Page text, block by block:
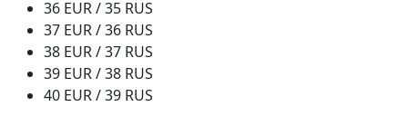
36 EUR / 35 RUS
37 EUR / 36 RUS
38 EUR / 37 RUS
39 EUR / 38 RUS
40 EUR / 39 RUS